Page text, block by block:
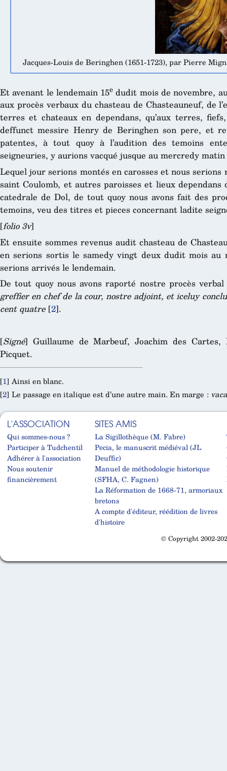
Jacques-Louis de Beringhen (1651-1723), par Pierre
Et avenant le lendemain 15e dudit mois de novembre,
aux procès verbaux du chasteau de Chasteauneuf, de
terres et chateaux en dependans, qu’aux terres,
deffunct messire Henry de Beringhen son pere, et
patentes, à tout quoy à l’audition des temoins
seigneuries, y aurions vacqué jusque au mercredy
Lequel jour serions montés en carosses et nous
saint Coulomb, et autres paroisses et lieux
catedrale de Dol, de tout quoy nous avons fait des
temoins, veu des titres et pieces concernant ladite
[folio 3v]
Et ensuite sommes revenus audit chasteau de
en serions sortis le samedy vingt deux dudit mois
serions arrivés le lendemain.
De tout quoy nous avons raporté nostre procès
greffier en chef de la cour, nostre adjoint, et iceluy
cent quatre[2].
[Signé] Guillaume de Marbeuf, Joachim des
Picquet.
[1] Ainsi en blanc.
[2] Le passage en italique est d’une autre main. En marge :
L'ASSOCIATION
Qui sommes-nous ?
Participer à Tudchentil
Adhérer à l'association
Nous soutenir
financièrement
SITES AMIS
La Sigillothèque (M. Fabre)
Pecia, le manuscrit médiéval (JL
Deuffic)
Manuel de méthodologie historique
(SFHA, C. Fagnen)
La Réformation de 1668-71, armoriaux
bretons
A compte d'éditeur, réédition de livres
d'histoire
© Copyright 2002-